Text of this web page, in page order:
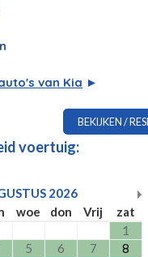
van Kia ►
BEKIJKEN /
voertuig:
2026
woe don Vrij
zat
1
5 6 7
8